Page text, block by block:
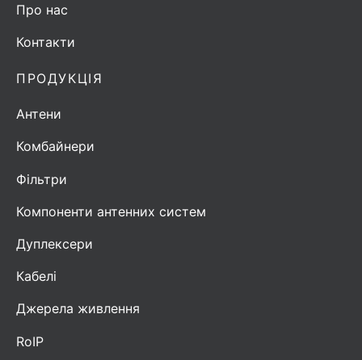
ПРОДУКЦІЯ
Антени
Комбайнери
Фільтри
Компоненти антенних систем
Дуплексери
Кабелі
Джерела живлення
RoIP
Про нас
Контакти